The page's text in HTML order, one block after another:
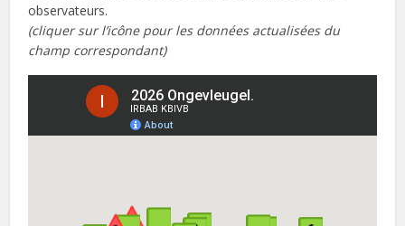
observateurs.
(cliquer sur l’icône pour les données actualisées du
champ correspondant)